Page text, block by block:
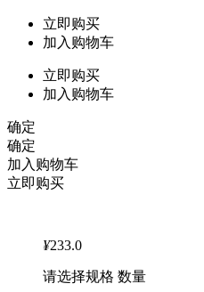
立即购买
加入购物车
立即购买
加入购物车
确定
确定
加入购物车
立即购买
¥233.0
请选择规格 数量